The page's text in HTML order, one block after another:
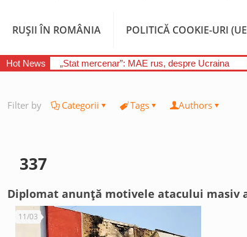
RUȘII ÎN ROMÂNIA POLITICĂ COOKIE-URI
Hot News „Stat mercenar”: MAE rus, despre Ucraina
Filter by Categorii Tags Authors
337
Diplomat anunță motivele atacului masiv
11/03